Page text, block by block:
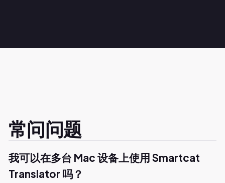
常问问题
我可以在多台 Mac 设备上使用 Smartcat
Translator 吗？